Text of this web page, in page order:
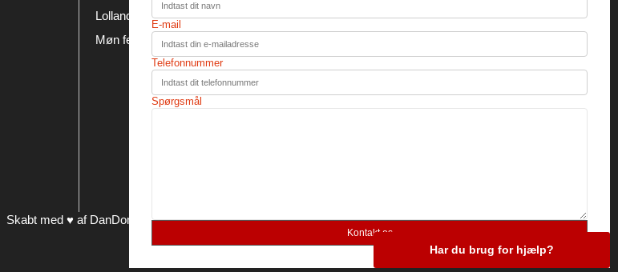
Lolland Falster festudlejning
Møn festudlejning
Skabt med ♥ af DanDomain
E-mail
Telefonnummer
Spørgsmål
Har du brug for hjælp?